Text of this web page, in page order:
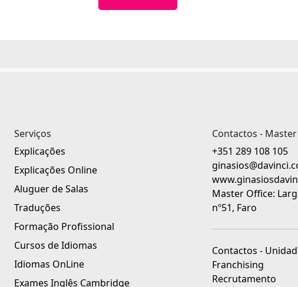
Serviços
Explicações
Explicações Online
Aluguer de Salas
Traduções
Formação Profissional
Cursos de Idiomas
Idiomas OnLine
Exames Inglês Cambridge
Contactos - Master
+351 289 108 105
Master Office:
nº51, Faro
Contactos -
Franchising
Recrutamento